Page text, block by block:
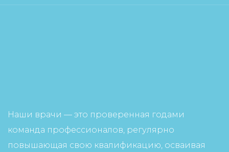
Наши врачи — это проверенная годами
команда профессионалов, регулярно
повышающая свою квалификацию, осваивая